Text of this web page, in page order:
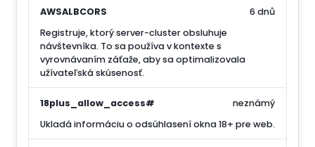
AWSALBCORS
Registruje, ktorý server-cluster obsluhuje
návštevníka. To sa používa v kontexte s
vyrovnávaním záťaže, aby sa optimalizovala
užívateľská skúsenosť.
6 dnů
18plus_allow_access#
Ukladá informáciu o odsúhlasení okna 18+ pre web.
neznámý